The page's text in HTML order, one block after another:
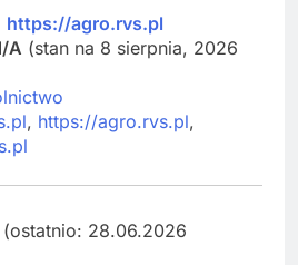
https://agro.rvs.pl
A (stan na 8 sierpnia, 2026
, https://agro.rvs.pl,
(ostatnio: 28.06.2026